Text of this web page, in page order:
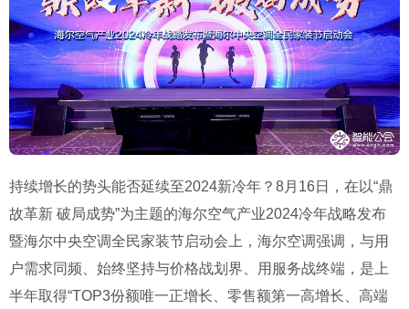
持续增长的势头能否延续至2024新冷年？8月16日，在以“鼎
故革新 破局成势”为主题的海尔空气产业2024冷年战略发布
暨海尔中央空调全民家装节启动会上，海尔空调强调，与用
户需求同频、始终坚持与价格战划界、用服务战终端，是上
半年取得“TOP3份额唯一正增长、零售额第一高增长、高端